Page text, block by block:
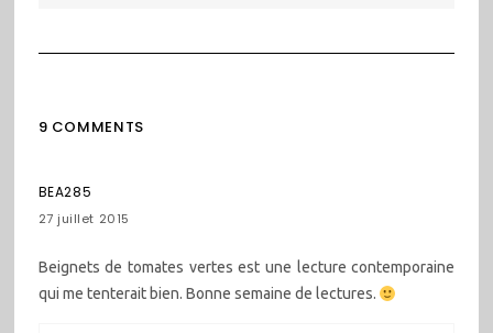
9 COMMENTS
BEA285
27 juillet 2015
Beignets de tomates vertes est une lecture contemporaine
qui me tenterait bien. Bonne semaine de lectures.